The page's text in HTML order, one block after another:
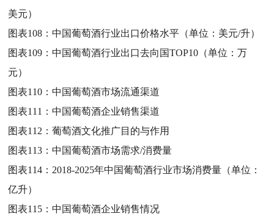
美元）
图表108：中国葡萄酒行业出口价格水平（单位：美元/升）
图表109：中国葡萄酒行业出口去向国TOP10（单位：万
元）
图表110：中国葡萄酒市场流通渠道
图表111：中国葡萄酒企业销售渠道
图表112：葡萄酒文化推广目的与作用
图表113：中国葡萄酒市场需求/消费量
图表114： 2018-2025年中国葡萄酒行业市场消费量（单位：
亿升）
图表115：中国葡萄酒企业销售情况